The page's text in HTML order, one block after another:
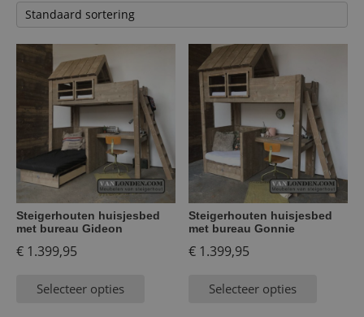
Steigerhouten huisjesbed
met bureau Gideon
€ 1.399,95
Selecteer opties
Steigerhouten huisjesbed
met bureau Gonnie
€ 1.399,95
Selecteer opties